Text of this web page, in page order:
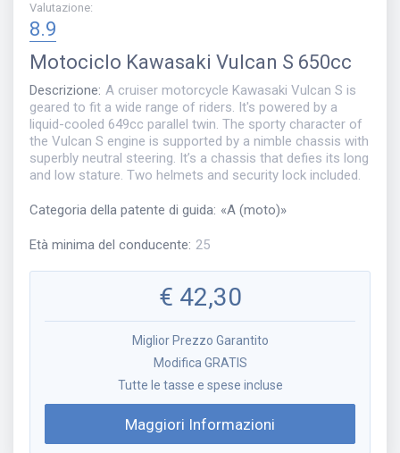
Valutazione:
8.9
Motociclo Kawasaki Vulcan S 650cc
Descrizione: A cruiser motorcycle Kawasaki Vulcan S is
geared to fit a wide range of riders. It's powered by a
liquid-cooled 649cc parallel twin. The sporty character of
the Vulcan S engine is supported by a nimble chassis with
superbly neutral steering. It’s a chassis that defies its long
and low stature. Two helmets and security lock included.
Categoria della patente di guida: «A (moto)»
Età minima del conducente: 25
€ 42,30
Miglior Prezzo Garantito
Modifica GRATIS
Tutte le tasse e spese incluse
Maggiori Informazioni